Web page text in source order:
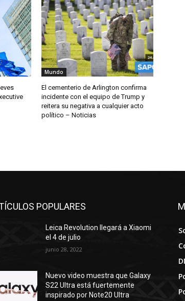
Mundo
El cementerio de Arlington confirma
incidente con el equipo de Trump y
reitera su negativa a cualquier acto
político – Noticias
POPULARES
Leica Revolution llegará a Xiaomi
el 4 de julio
junio 28, 2022
Nuevo video muestra que Galaxy
S22 Ultra está fuertemente
inspirado por Note20 Ultra